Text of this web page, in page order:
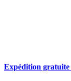
Expédition gratuite